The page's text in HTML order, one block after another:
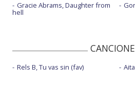
Gracie Abrams, Daughter from
hell
Rels B, Tu vas sin (fav)